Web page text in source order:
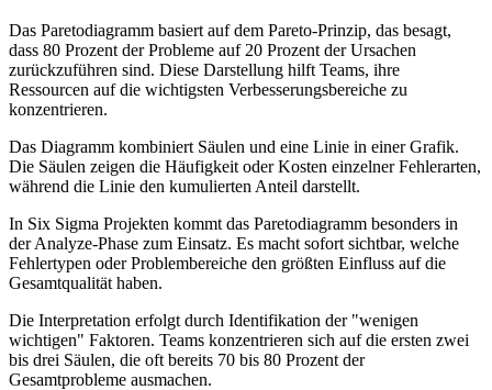
Das Paretodiagramm basiert auf dem Pareto-Prinzip, das besagt,
dass 80 Prozent der Probleme auf 20 Prozent der Ursachen
zurückzuführen sind. Diese Darstellung hilft Teams, ihre
Ressourcen auf die wichtigsten Verbesserungsbereiche zu
konzentrieren.
Das Diagramm kombiniert Säulen und eine Linie in einer Grafik.
Die Säulen zeigen die Häufigkeit oder Kosten einzelner Fehlerarten,
während die Linie den kumulierten Anteil darstellt.
In Six Sigma Projekten kommt das Paretodiagramm besonders in
der Analyze-Phase zum Einsatz. Es macht sofort sichtbar, welche
Fehlertypen oder Problembereiche den größten Einfluss auf die
Gesamtqualität haben.
Die Interpretation erfolgt durch Identifikation der "wenigen
wichtigen" Faktoren. Teams konzentrieren sich auf die ersten zwei
bis drei Säulen, die oft bereits 70 bis 80 Prozent der
Gesamtprobleme ausmachen.